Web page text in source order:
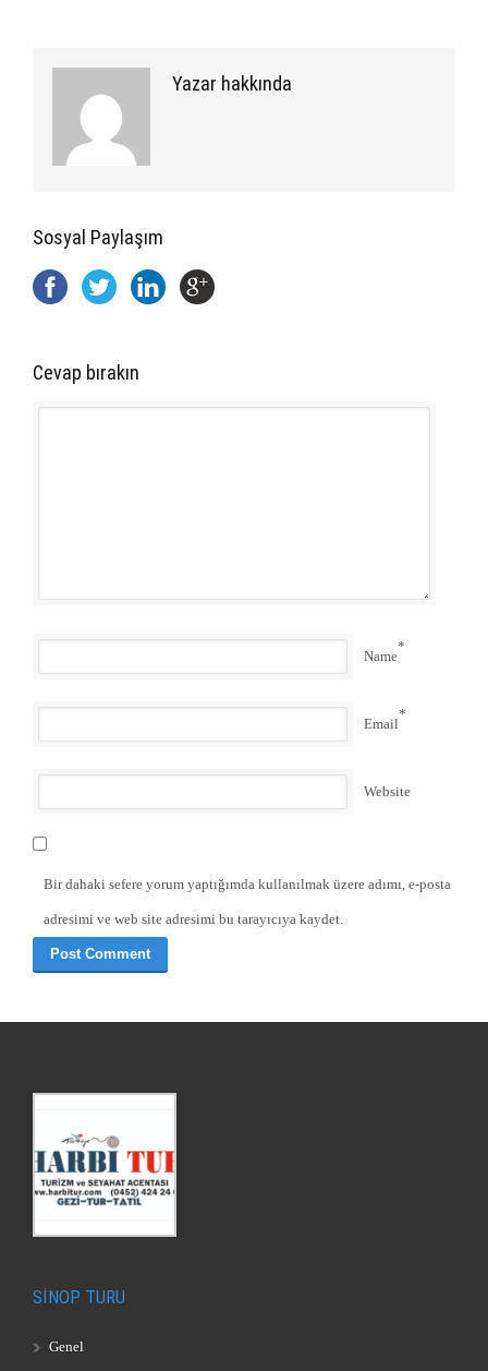
Yazar hakkında
Sosyal Paylaşım
Cevap bırakın
Name
*
Email
*
Website
Bir dahaki sefere yorum yaptığımda kullanılmak üzere adımı, e-posta
adresimi ve web site adresimi bu tarayıcıya kaydet.
SİNOP TURU
Genel